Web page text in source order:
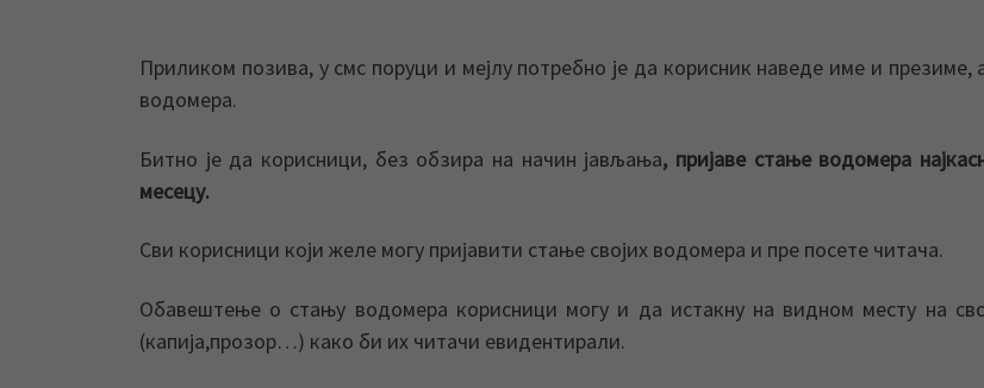
Приликом позива, у смс поруци и мејлу потребно је да корисник наведе име и презиме,
водомера.
Битно је да корисници, без обзира на начин јављања, пријаве стање водомера
месецу.
Сви корисници који желе могу пријавити стање својих водомера и пре посете читача.
Обавештење о стању водомера корисници могу и да истакну на видном месту на
(капија,прозор…) како би их читачи евидентирали.